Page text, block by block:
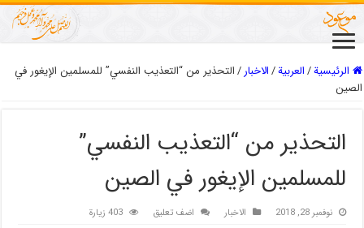
الرئيسية/العربیة/الاخبار/التحذير من “التعذيب النفسي” للمسلمين الإيغور في
الصين
التحذير من “التعذيب النفسي”
للمسلمين الإيغور في الصين
نوفمبر 28, 2018 الاخبار اضف تعليق 403 زيارة